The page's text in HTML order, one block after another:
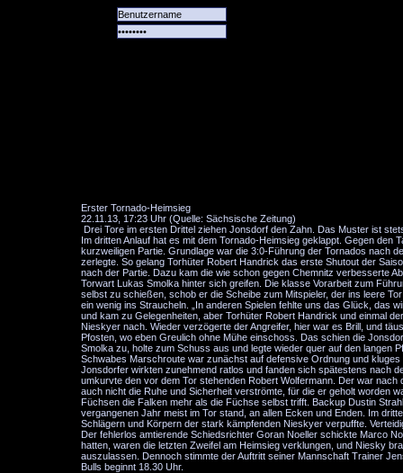
Erster Tornado-Heimsieg
22.11.13, 17:23 Uhr (Quelle: Sächsische Zeitung)
Drei Tore im ersten Drittel ziehen Jonsdorf den Zahn. Das Muster ist
Im dritten Anlauf hat es mit dem Tornado-Heimsieg geklappt. Gegen
kurzweiligen Partie. Grundlage war die 3:0-Führung der Tornados nach
zerlegte. So gelang Torhüter Robert Handrick das erste Shutout der
nach der Partie. Dazu kam die wie schon gegen Chemnitz verbesserte
Torwart Lukas Smolka hinter sich greifen. Die klasse Vorarbeit zum
selbst zu schießen, schob er die Scheibe zum Mitspieler, der ins leere
ein wenig ins Straucheln. „In anderen Spielen fehlte uns das Glück, das
und kam zu Gelegenheiten, aber Torhüter Robert Handrick und einmal
Nieskyer nach. Wieder verzögerte der Angreifer, hier war es Brill, und
Pfosten, wo eben Greulich ohne Mühe einschoss. Das schien die
Smolka zu, holte zum Schuss aus und legte wieder quer auf den langen
Schwabes Marschroute war zunächst auf defensive Ordnung und
Jonsdorfer wirkten zunehmend ratlos und fanden sich spätestens nach
umkurvte den vor dem Tor stehenden Robert Wolfermann. Der war
auch nicht die Ruhe und Sicherheit verströmte, für die er geholt worden
Füchsen die Falken mehr als die Füchse selbst trifft. Backup Dustin
vergangenen Jahr meist im Tor stand, an allen Ecken und Enden. Im
Schlägern und Körpern der stark kämpfenden Nieskyer verpuffte.
Der fehlerlos amtierende Schiedsrichter Goran Noeller schickte Marco
hatten, waren die letzten Zweifel am Heimsieg verklungen, und Niesky
auszulassen. Dennoch stimmte der Auftritt seiner Mannschaft Trainer
Bulls beginnt 18.30 Uhr.